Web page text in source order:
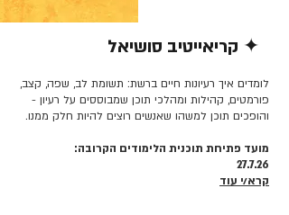
✦ קריאייטיב סושיאל
לומדים איך רעיונות חיים ברשת: תשומת לב, שפה, קצב,
פורמטים, קהילות ומהלכי תוכן שמבוססים על רעיון -
והופכים תוכן למשהו שאנשים רוצים להיות חלק ממנו.
מועד פתיחת תוכנית הלימודים הקרובה:
27.7.26
קרא/י עוד